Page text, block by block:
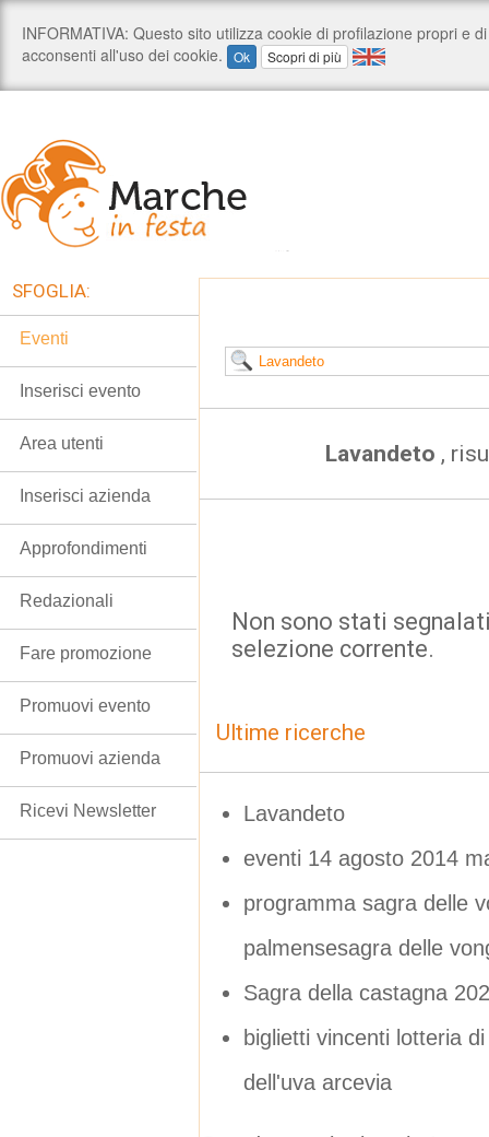
Lavandeto ,
Non sono stati
selezione corrente.
Ultime ricerche
Lavandeto
eventi 14 agosto 2014
programma sagra delle
palmensesagra delle
Sagra della castagna
biglietti vincenti lotteria
dell'uva arcevia
SFOGLIA:
Eventi
Inserisci evento
Area utenti
Inserisci azienda
Approfondimenti
Redazionali
Fare promozione
Promuovi evento
Promuovi azienda
Ricevi Newsletter